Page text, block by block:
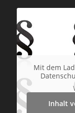
Mit dem
Inhalt